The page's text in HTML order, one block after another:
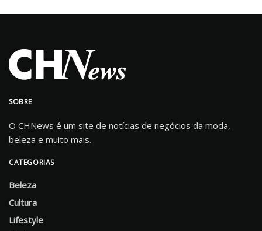
SOBRE
O CHNews é um site de notícias de negócios da moda,
beleza e muito mais.
CATEGORIAS
Beleza
Cultura
Lifestyle